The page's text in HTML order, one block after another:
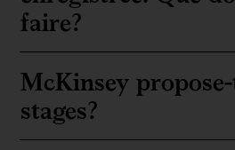
faire?
McKinsey
stages?